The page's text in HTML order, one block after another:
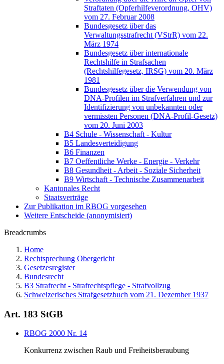
Straftaten (Opferhilfeverordnung, OHV)
vom 27. Februar 2008
Bundesgesetz über das
Verwaltungsstrafrecht (VStrR) vom 22.
März 1974
Bundesgesetz über internationale
Rechtshilfe in Strafsachen
(Rechtshilfegesetz, IRSG) vom 20. März
1981
Bundesgesetz über die Verwendung von
DNA-Profilen im Strafverfahren und zur
Identifizierung von unbekannten oder
vermissten Personen (DNA-Profil-Gesetz)
vom 20. Juni 2003
B4 Schule - Wissenschaft - Kultur
B5 Landesverteidigung
B6 Finanzen
B7 Oeffentliche Werke - Energie - Verkehr
B8 Gesundheit - Arbeit - Soziale Sicherheit
B9 Wirtschaft - Technische Zusammenarbeit
Kantonales Recht
Staatsverträge
Zur Publikation im RBOG vorgesehen
Weitere Entscheide (anonymisiert)
Breadcrumbs
Home
Rechtsprechung Obergericht
Gesetzesregister
Bundesrecht
B3 Strafrecht - Strafrechtspflege - Strafvollzug
Schweizerisches Strafgesetzbuch vom 21. Dezember 1937
Art. 183 StGB
RBOG 2000 Nr. 14
Konkurrenz zwischen Raub und Freiheitsberaubung